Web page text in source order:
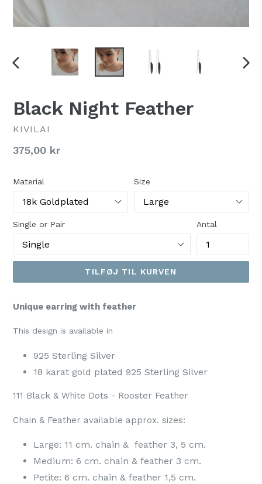
TIDLIGERE
Black Night Feather
KIVILAI
Vejledende
375,00 kr
Material Size
Single or Pair Antal
TILFØJ TIL KURVEN
Unique earring with feather
This design is available in
925 Sterling Silver
18 karat gold plated 925 Sterling Silver
111 Black & White Dots - Rooster Feather
Chain & Feather available approx. sizes:
Large: 11 cm. chain & feather 3, 5 cm.
Medium: 6 cm. chain & feather 3 cm.
Petite: 6 cm. chain & feather 1,5 cm.